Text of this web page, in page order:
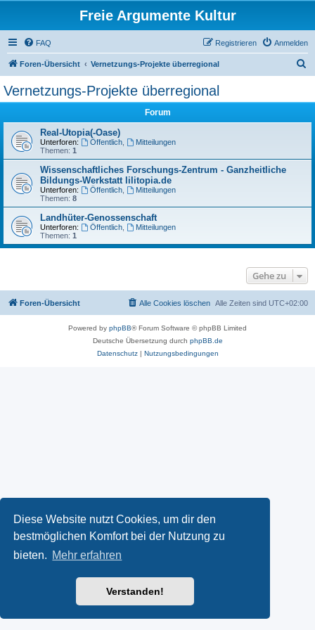
Diese Website nutzt Cookies, um dir den
bestmöglichen Komfort bei der Nutzung zu
bieten. Mehr erfahren
Verstanden!
Freie Argumente Kultur
FAQ Anmelden
Registrieren
Foren-Übersicht Vernetzungs-Projekte überregional
Vernetzungs-Projekte überregional
Forum
Real-Utopia(-Oase)
Unterforen: Öffentlich,
Mitteilungen
Themen: 1
Wissenschaftliches Forschungs-Zentrum - Ganzheitliche
Bildungs-Werkstatt lilitopia.de
Unterforen: Öffentlich,
Mitteilungen
Themen: 8
Landhüter-Genossenschaft
Unterforen: Öffentlich,
Mitteilungen
Themen: 1
Gehe zu
Foren-Übersicht Alle Zeiten sind UTC+02:00
Alle Cookies löschen
Powered by phpBB® Forum Software © phpBB Limited
Deutsche Übersetzung durch phpBB.de
Datenschutz| Nutzungsbedingungen